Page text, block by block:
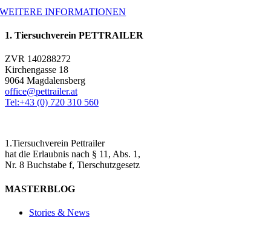
WEITERE INFORMATIONEN
1. Tiersuchverein PETTRAILER
ZVR 140288272
Kirchengasse 18
9064 Magdalensberg
office@pettrailer.at
Tel:+43 (0) 720 310 560
1.Tiersuchverein Pettrailer
hat die Erlaubnis nach § 11, Abs. 1,
Nr. 8 Buchstabe f, Tierschutzgesetz
MASTERBLOG
Stories & News